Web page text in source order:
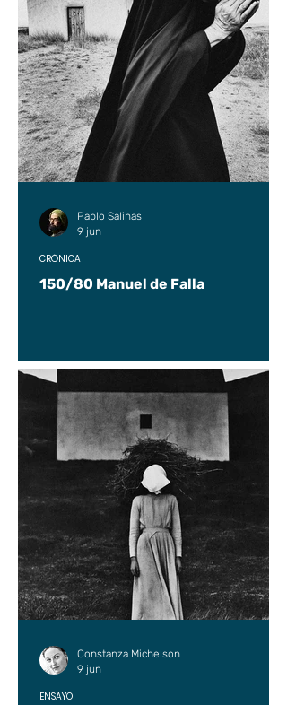
150/80 Manuel de Falla
CRÓNICA
Pablo Salinas
9 jun
ENSAYO
Constanza Michelson
9 jun